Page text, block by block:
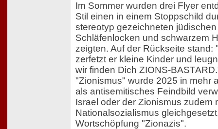
Im Sommer wurden drei Flyer
Stil einen in einem Stoppschild
stereotyp gezeichneten
Schläfenlocken und schwarzem
zeigten. Auf der Rückseite stand:
zerfetzt er kleine Kinder und
wir finden Dich ZIONS-
"Zionismus" wurde 2025 in mehr
als antisemitisches Feindbild
Israel oder der Zionismus zudem
Nationalsozialismus
Wortschöpfung "Zionazis".